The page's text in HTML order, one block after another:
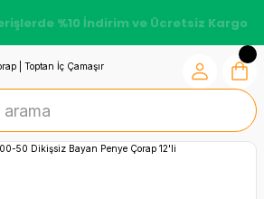
%10 İndirim ve Ücretsiz Kargo